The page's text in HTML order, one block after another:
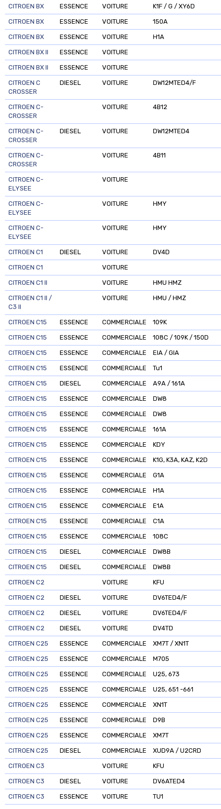
CITROEN BX ESSENCE VOITURE K1F / G / XY6D
CITROEN BX ESSENCE VOITURE 150A
CITROEN BX ESSENCE VOITURE H1A
CITROEN BX II ESSENCE VOITURE
CITROEN BX II ESSENCE VOITURE
CITROEN C
CROSSER
DIESEL VOITURE DW12MTED4/F
CITROEN C-
CROSSER
VOITURE 4B12
CITROEN C-
CROSSER
DIESEL VOITURE DW12MTED4
CITROEN C-
CROSSER
VOITURE 4B11
CITROEN C-
ELYSEE
VOITURE
CITROEN C-
ELYSEE
VOITURE HMY
CITROEN C-
ELYSEE
VOITURE HMY
CITROEN C1 DIESEL VOITURE DV4D
CITROEN C1 VOITURE
CITROEN C1 II VOITURE HMU HMZ
CITROEN C1 II /
C3 II
VOITURE HMU / HMZ
CITROEN C15 ESSENCE COMMERCIALE 109K
CITROEN C15 ESSENCE COMMERCIALE 108C / 109K / 150D
CITROEN C15 ESSENCE COMMERCIALE EIA / GIA
CITROEN C15 ESSENCE COMMERCIALE Tu1
CITROEN C15 DIESEL COMMERCIALE A9A / 161A
CITROEN C15 ESSENCE COMMERCIALE DW8
CITROEN C15 ESSENCE COMMERCIALE DW8
CITROEN C15 ESSENCE COMMERCIALE 161A
CITROEN C15 ESSENCE COMMERCIALE KDY
CITROEN C15 ESSENCE COMMERCIALE K1G, K3A, KAZ, K2D
CITROEN C15 ESSENCE COMMERCIALE G1A
CITROEN C15 ESSENCE COMMERCIALE H1A
CITROEN C15 ESSENCE COMMERCIALE E1A
CITROEN C15 ESSENCE COMMERCIALE C1A
CITROEN C15 ESSENCE COMMERCIALE 108C
CITROEN C15 DIESEL COMMERCIALE DW8B
CITROEN C15 DIESEL COMMERCIALE DW8B
CITROEN C2 VOITURE KFU
CITROEN C2 DIESEL VOITURE DV6TED4/F
CITROEN C2 DIESEL VOITURE DV6TED4/F
CITROEN C2 DIESEL VOITURE DV4TD
CITROEN C25 ESSENCE COMMERCIALE XM7T / XN1T
CITROEN C25 ESSENCE COMMERCIALE M705
CITROEN C25 ESSENCE COMMERCIALE U25, 673
CITROEN C25 ESSENCE COMMERCIALE U25, 651 -661
CITROEN C25 ESSENCE COMMERCIALE XN1T
CITROEN C25 ESSENCE COMMERCIALE D9B
CITROEN C25 ESSENCE COMMERCIALE XM7T
CITROEN C25 DIESEL COMMERCIALE XUD9A / U2CRD
CITROEN C3 VOITURE KFU
CITROEN C3 DIESEL VOITURE DV6ATED4
CITROEN C3 ESSENCE VOITURE TU1